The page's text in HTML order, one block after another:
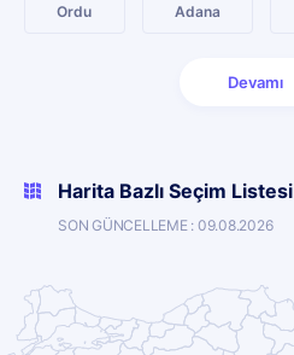
Ordu Adana
Devamı
Harita Bazlı Seçim Listesi
SON GÜNCELLEME : 09.08.2026